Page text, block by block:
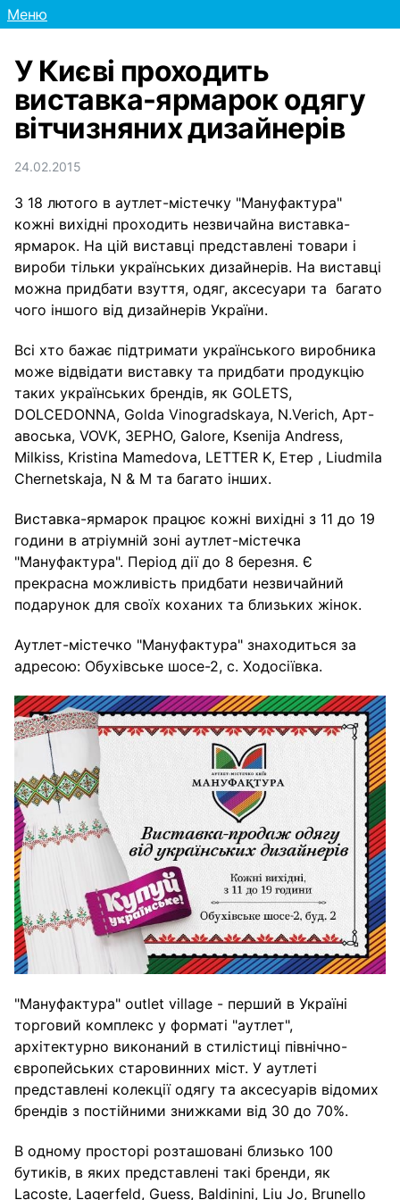
Меню
У Києві проходить
виставка-ярмарок одягу
вітчизняних дизайнерів
24.02.2015
З 18 лютого в аутлет-містечку "Мануфактура"
кожні вихідні проходить незвичайна виставка-
ярмарок. На цій виставці представлені товари і
вироби тільки українських дизайнерів. На виставці
можна придбати взуття, одяг, аксесуари та багато
чого іншого від дизайнерів України.
Всі хто бажає підтримати українського виробника
може відвідати виставку та придбати продукцію
таких українських брендів, як GOLETS,
DOLCEDONNA, Golda Vinogradskaya, N.Verich, Арт-
авоська, VOVK, ЗЕРНО, Galore, Ksenija Andress,
Milkiss, Kristina Mamedova, LETTER K, Етер , Liudmila
Chernetskaja, N & M та багато інших.
Виставка-ярмарок працює кожні вихідні з 11 до 19
години в атріумній зоні аутлет-містечка
"Мануфактура". Період дії до 8 березня. Є
прекрасна можливість придбати незвичайний
подарунок для своїх коханих та близьких жінок.
Аутлет-містечко "Мануфактура" знаходиться за
адресою: Обухівське шосе-2, с. Ходосіївка.
"Мануфактура" outlet village - перший в Україні
торговий комплекс у форматі "аутлет",
архітектурно виконаний в стилістиці північно-
європейських старовинних міст. У аутлеті
представлені колекції одягу та аксесуарів відомих
брендів з постійними знижками від 30 до 70%.
В одному просторі розташовані близько 100
бутиків, в яких представлені такі бренди, як
Lacoste, Lagerfeld, Guess, Baldinini, Liu Jo, Brunello